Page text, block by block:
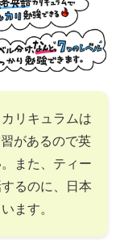
リキュラムは
があるので英
また、ティー
るのに、日本
ます。